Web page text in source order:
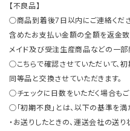
【不良品】
○商品到着後7日以内にご連絡くだ
含めたお支払い金額の全額を返金致
メイド及び受注生産商品などの一部
○こちらで確認させていただいて、
同等品と交換させていただきます。
○チェックに日数をいただく場合も
○「初期不良」とは、以下の基準を満
・お送りしたときの、運送会社の送